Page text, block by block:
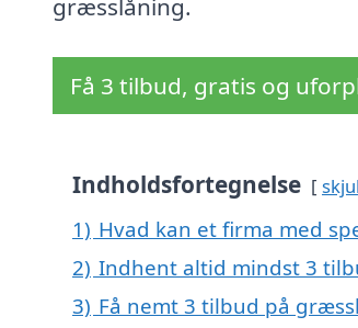
græsslåning.
Få 3 tilbud, gratis og
Indholdsfortegnelse skjul
1) Hvad kan et firma med
2) Indhent altid mindst 3
3) Få nemt 3 tilbud på